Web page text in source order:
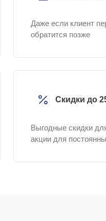
Даже если клиент
обратится позже
Скидки до
Выгодные скидки
акции для